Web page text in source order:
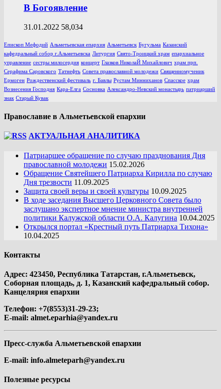
В Богоявление
31.01.2022 58,034
Епископ Мефодий Альметьевская епархия Альметьевск Бугульма Казанский
кафедральный собор г.Альметьевска Литургия Свято-Троицкий храм епархиальное
управление сестры милосердия концерт Глазков НиколаЙ Михайлович храм прп.
Серафима Саровского Татнефть Совета православной молодежи Священномученик
Ермоген Рождественский фестиваль г. Бавлы Рустам Минниханов Спасское храм
Вознесения Господня Кара-Елга Сосновка Александро-Невский монастырь патриарший
знак Старый Кувак
Православие в Альметьевской епархии
АКТУАЛЬНАЯ АНАЛИТИКА
Патриаршее обращение по случаю празднования Дня
православной молодежи 15.02.2026
Обращение Святейшего Патриарха Кирилла по случаю
Дня трезвости 11.09.2025
Защита своей веры и своей культуры 10.09.2025
В ходе заседания Высшего Церковного Совета было
заслушано экспертное мнение министра внутренней
политики Калужской области О.А. Калугина 10.04.2025
Открылся портал «Крестный путь Патриарха Тихона»
10.04.2025
Контакты
Адрес: 423450, Республика Татарстан, г.Альметьевск,
Соборная площадь, д. 1, Казанский кафедральный собор.
Канцелярия епархии
Телефон: +7(8553)31-29-23;
E-mail: almet.eparhia@yandex.ru
Пресс-служба Альметьевской епархии
E-mail: info.almeteparh@yandex.ru
Полезные ресурсы